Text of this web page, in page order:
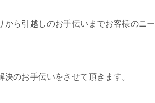
ら引越しのお手伝いまでお客様のニー
のお手伝いをさせて頂きます。